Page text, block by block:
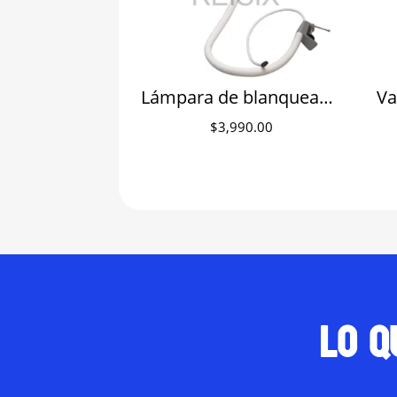
Lámpara de blanqueamiento digital Aser para unidad
$3,990.00
Lo